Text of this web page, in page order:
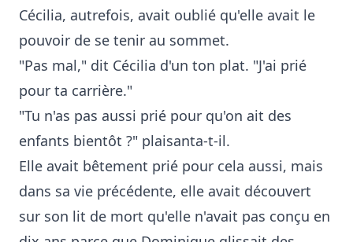
Cécilia, autrefois, avait oublié qu'elle avait le
pouvoir de se tenir au sommet.
"Pas mal," dit Cécilia d'un ton plat. "J'ai prié
pour ta carrière."
"Tu n'as pas aussi prié pour qu'on ait des
enfants bientôt ?" plaisanta-t-il.
Elle avait bêtement prié pour cela aussi, mais
dans sa vie précédente, elle avait découvert
sur son lit de mort qu'elle n'avait pas conçu en